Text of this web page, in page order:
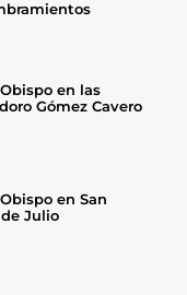
en las
Gómez Cavero
en San
Julio